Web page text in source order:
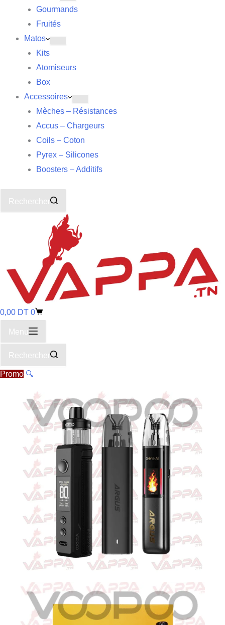
Gourmands
Fruités
Matos
Kits
Atomiseurs
Box
Accessoires
Mèches – Résistances
Accus – Chargeurs
Coils – Coton
Pyrex – Silicones
Boosters – Additifs
Rechercher
0,00 DT 0
Menu
Rechercher
Promo 🔍